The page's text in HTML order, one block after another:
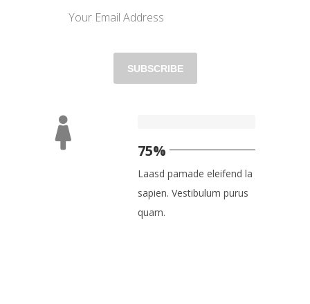
75%
Laasd pamade eleifend la
sapien. Vestibulum purus
quam.